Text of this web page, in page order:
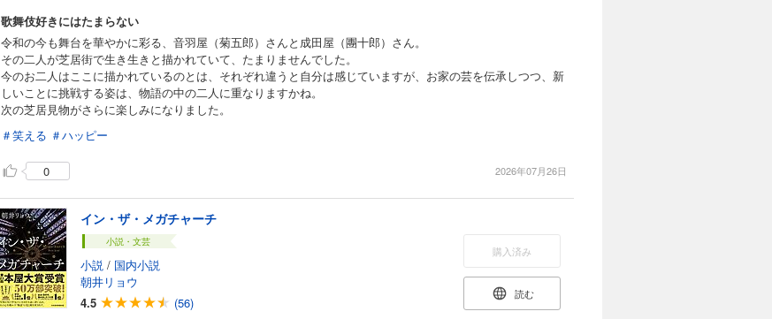
歌舞伎好きにはたまらない
令和の今も舞台を華やかに彩る、音羽屋（菊五郎）さんと成田屋（團十郎）さん。
その二人が芝居街で生き生きと描かれていて、たまりませんでした。
今のお二人はここに描かれているのとは、それぞれ違うと自分は感じていますが、お家の芸を伝承しつつ、新
しいことに挑戦する姿は、物語の中の二人に重なりますかね。
次の芝居見物がさらに楽しみになりました。
＃笑える ＃ハッピー
0 2026年07月26日
イン・ザ・メガチャーチ
小説・文芸
小説 / 国内小説
朝井リョウ
4.5
(56)
購入済み
読む